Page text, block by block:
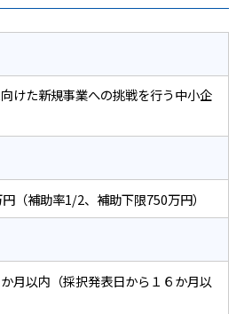
けた新規事業への挑戦を行う中小企
（補助率1/2、補助下限750万円）
月以内（採択発表日から１６か月以